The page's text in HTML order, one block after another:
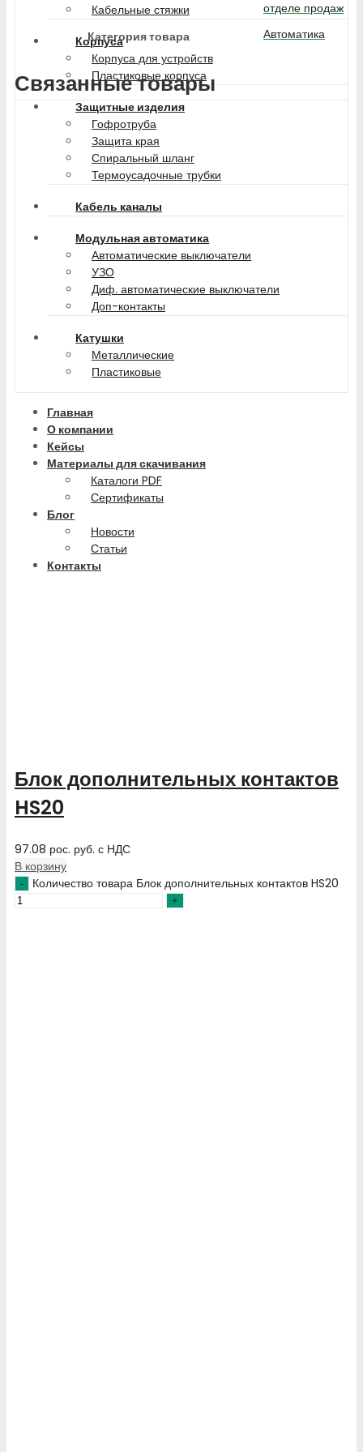
Кабельные стяжки
Корпуса
Корпуса для устройств
Пластиковые корпуса
Защитные изделия
Гофротруба
Защита края
Спиральный шланг
Термоусадочные трубки
Кабель каналы
Модульная автоматика
Автоматические выключатели
УЗО
Диф. автоматические выключатели
Доп-контакты
Катушки
Металлические
Пластиковые
Главная
О компании
Кейсы
Материалы для скачивания
Каталоги PDF
Сертификаты
Блог
Новости
Статьи
Контакты
отделе продаж
Категория товара
Автоматика
Связанные товары
Блок дополнительных контактов
HS20
97.08 рос. руб. с НДС
В корзину
Количество товара Блок дополнительных контактов HS20